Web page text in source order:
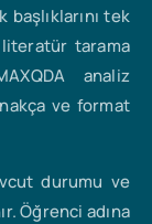
tek
literatür tarama
analiz
ve format
durumu ve
Öğrenci adına